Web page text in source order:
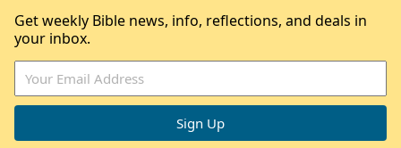
Get weekly Bible news, info, reflections, and deals in
your inbox.